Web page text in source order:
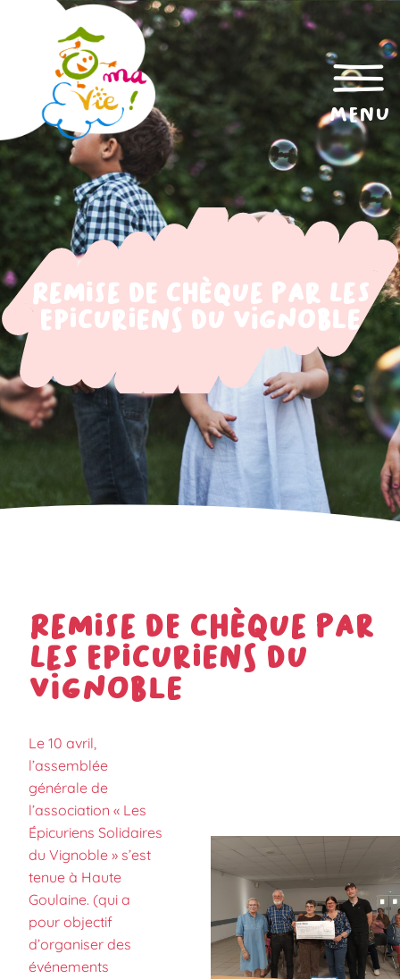
menu
Remise de chèque par Les
Epicuriens du Vignoble
Remise de chèque par
Les Epicuriens du
Vignoble
Le 10 avril,
l’assemblée
générale de
l’association « Les
Épicuriens Solidaires
du Vignoble » s’est
tenue à Haute
Goulaine. (qui a
pour objectif
d’organiser des
événements